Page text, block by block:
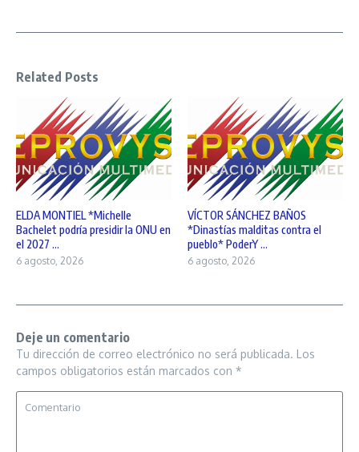
Related Posts
ELDA MONTIEL *Michelle
Bachelet podría presidir la ONU en
el 2027 ...
6 agosto, 2026
VÍCTOR SÁNCHEZ BAÑOS
*Dinastías malditas contra el
pueblo* PoderY ...
6 agosto, 2026
Deje un comentario
Tu dirección de correo electrónico no será publicada. Los
campos obligatorios están marcados con *